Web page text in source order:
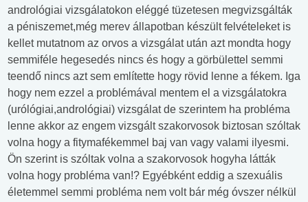
andrológiai vizsgálatokon eléggé tüzetesen megvizsgálták
a péniszemet,még merev állapotban készült felvételeket is
kellet mutatnom az orvos a vizsgálat után azt mondta hogy
semmiféle hegesedés nincs és hogy a görbülettel semmi
teendő nincs azt sem említette hogy rövid lenne a fékem. Iga
hogy nem ezzel a problémával mentem el a vizsgálatokra
(urólógiai,andrológiai) vizsgálat de szerintem ha probléma
lenne akkor az engem vizsgált szakorvosok biztosan szóltak
volna hogy a fitymafékemmel baj van vagy valami ilyesmi.
Ön szerint is szóltak volna a szakorvosok hogyha látták
volna hogy probléma van!? Egyébként eddig a szexuális
életemmel semmi probléma nem volt bár még óvszer nélkül